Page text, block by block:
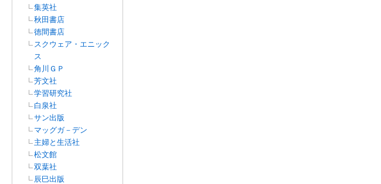
集英社
秋田書店
徳間書店
スクウェア・エニック
ス
角川ＧＰ
芳文社
学習研究社
白泉社
サン出版
マッグガ－デン
主婦と生活社
松文館
双葉社
辰巳出版